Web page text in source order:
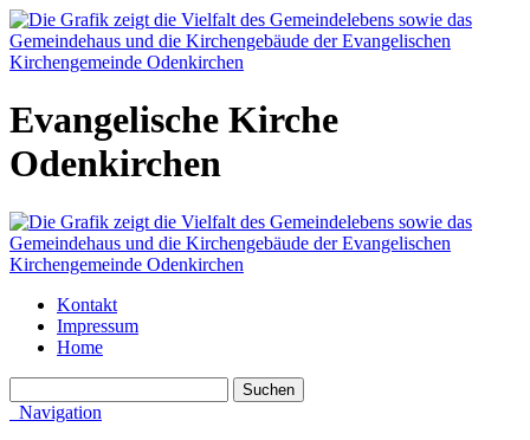
Evangelische Kirche
Odenkirchen
Kontakt
Impressum
Home
Navigation